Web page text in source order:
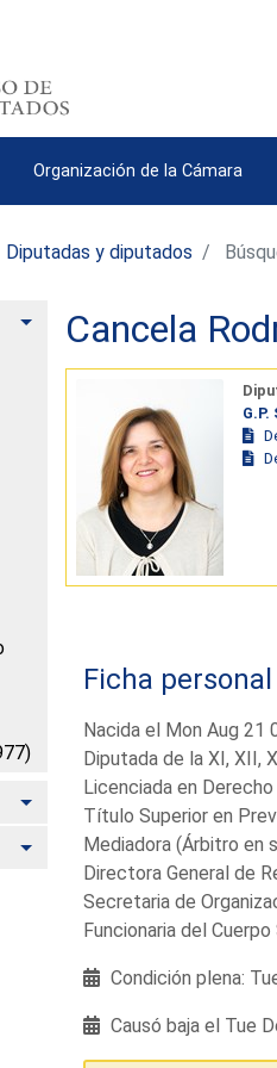
Organización de la Cámara
Diputadas y diputados
Alternar
Alternar
Alternar
Cancela
Ficha personal
Nacida el Mon Aug 21
Diputada de la XI, XII,
Licenciada en
Título Superior en
Mediadora (Árbitro en
Directora General de
Secretaria de
Funcionaria del
Condición plena:
Causó baja el Tue